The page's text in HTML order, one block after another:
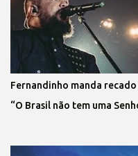
Fernandinho manda
“O Brasil não tem uma